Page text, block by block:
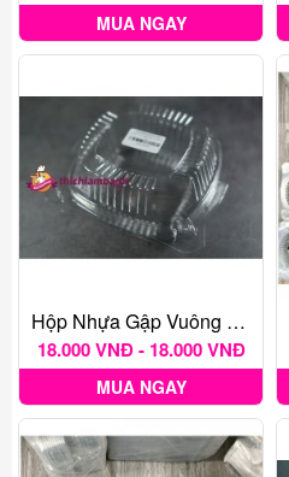
MUA NGAY
Hộp Nhựa Gập Vuông H129
18.000 VNĐ - 18.000 VNĐ
MUA NGAY